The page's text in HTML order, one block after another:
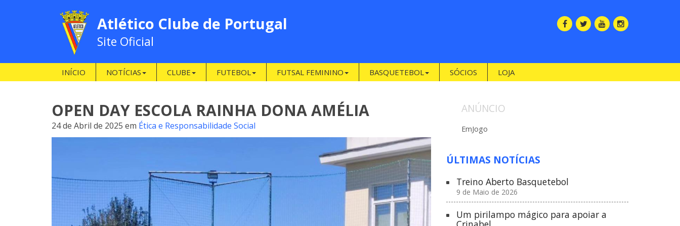
Atlético Clube de Portugal
Site Oficial
INÍCIO NOTÍCIAS CLUBE FUTEBOL FUTSAL FEMININO BASQUETEBOL SÓCIOS LOJA
OPEN DAY ESCOLA RAINHA DONA AMÉLIA
24 de Abril de 2025 em Ética e Responsabilidade Social
ANÚNCIO
EmJogo
ÚLTIMAS NOTÍCIAS
Treino Aberto Basquetebol
9 de Maio de 2026
Um pirilampo mágico para apoiar a